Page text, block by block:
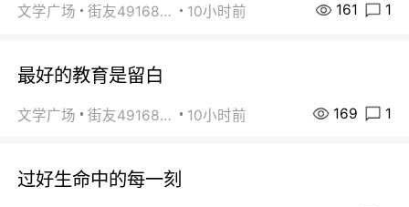
文学广场 街友49168527 10小时前 161 1
最好的教育是留白
文学广场 街友49168527 10小时前 169 1
过好生命中的每一刻